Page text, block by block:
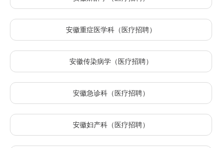
安徽重症医学科（医疗招聘）
安徽传染病学（医疗招聘）
安徽急诊科（医疗招聘）
安徽妇产科（医疗招聘）